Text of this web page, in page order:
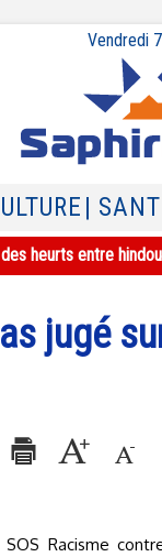
Vendredi
|
heurts entre
jugé
Racisme